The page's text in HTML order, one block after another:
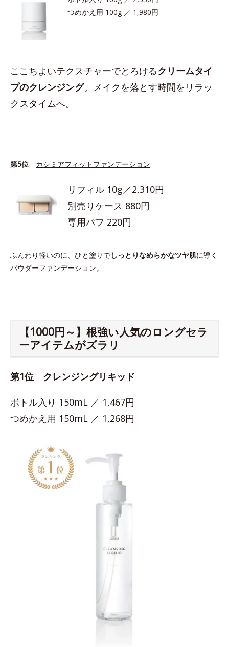
つめかえ用 100g ／ 1,980円
ここちよいテクスチャーでとろけるクリームタイ
プのクレンジング。メイクを落とす時間をリラッ
クスタイムへ。
第5位 カシミアフィットファンデーション
リフィル 10g／2,310円
別売りケース 880円
専用パフ 220円
ふんわり軽いのに、ひと塗りでしっとりなめらかなツヤ肌に導く
パウダーファンデーション。
【1000円～】根強い人気のロングセラ
ーアイテムがズラリ
第1位 クレンジングリキッド
ボトル入り 150mL ／ 1,467円
つめかえ用 150mL ／ 1,268円